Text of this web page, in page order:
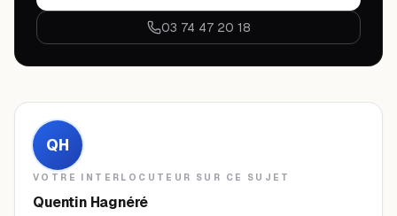
03 74 47 20 18
QH
VOTRE INTERLOCUTEUR SUR CE SUJET
Quentin Hagnéré